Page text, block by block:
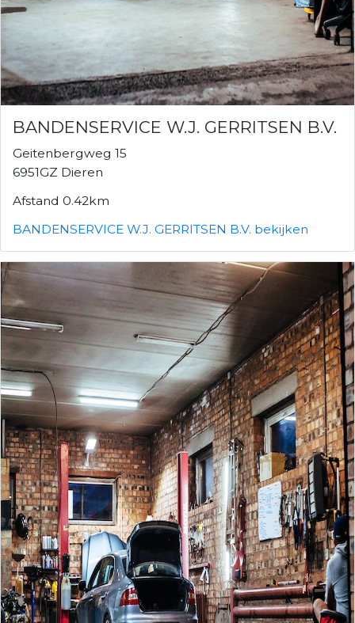
BANDENSERVICE W.J. GERRITSEN B.V.
Geitenbergweg 15
6951GZ Dieren
Afstand 0.42km
BANDENSERVICE W.J. GERRITSEN B.V. bekijken